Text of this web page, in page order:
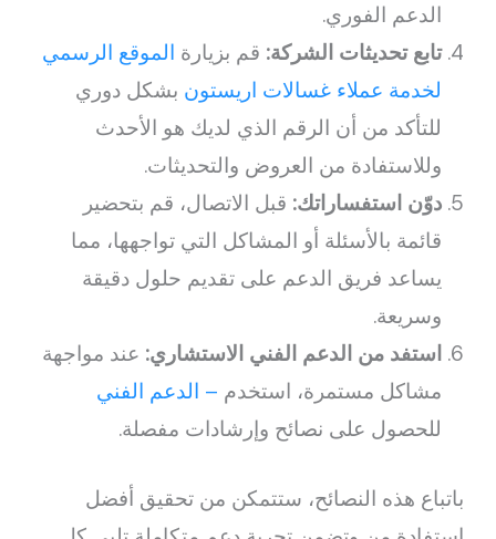
الدعم الفوري.
تابع تحديثات الشركة: قم بزيارة الموقع الرسمي
لخدمة عملاء غسالات اريستون بشكل دوري
للتأكد من أن الرقم الذي لديك هو الأحدث
وللاستفادة من العروض والتحديثات.
دوّن استفساراتك: قبل الاتصال، قم بتحضير
قائمة بالأسئلة أو المشاكل التي تواجهها، مما
يساعد فريق الدعم على تقديم حلول دقيقة
وسريعة.
استفد من الدعم الفني الاستشاري: عند مواجهة
مشاكل مستمرة، استخدم – الدعم الفني
للحصول على نصائح وإرشادات مفصلة.
باتباع هذه النصائح، ستتمكن من تحقيق أفضل